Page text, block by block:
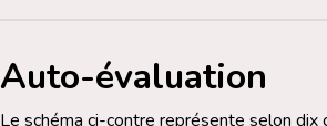
Auto-évaluation
Le schéma ci-contre représente selon dix